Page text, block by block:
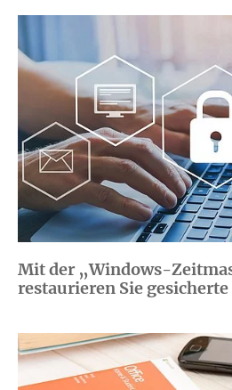
Mit der „Windows-
restaurieren Sie